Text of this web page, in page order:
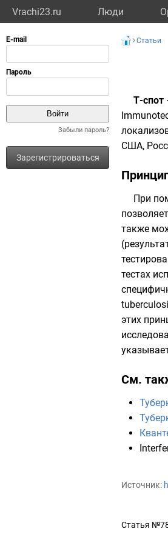
Vrachi23.ru Люди
Забыли пароль?
Зарегистрироваться
Статьи
Т-спот
США,
При
также
тестах
этих
См.
Источник:
Статья